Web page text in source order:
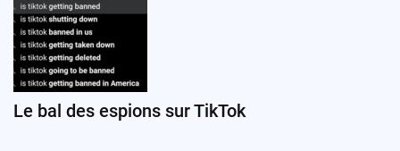
Le bal des espions sur TikTok